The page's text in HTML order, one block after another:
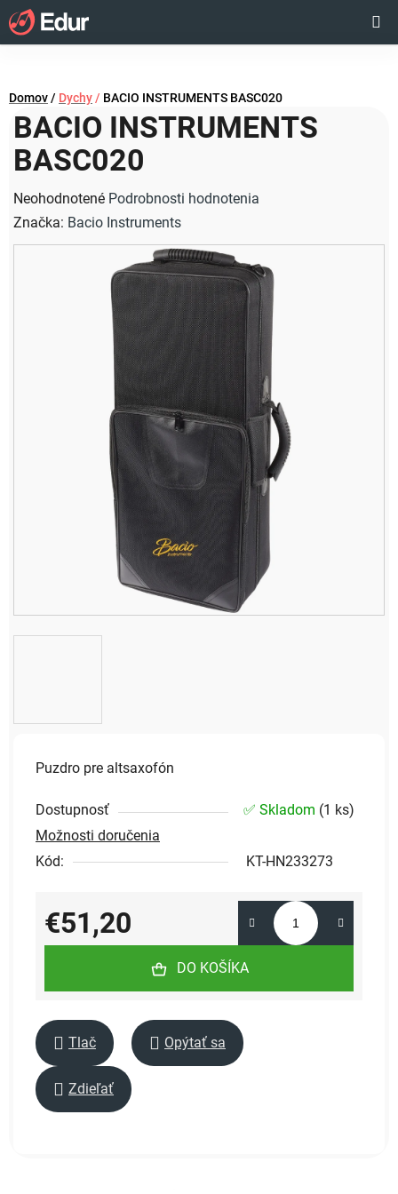
Prejsť
na
obsah
KOŠÍK
Domov/ Dychy / BACIO INSTRUMENTS BASC020
Puzdro pre altsaxofón
Dostupnosť ✅ Skladom (1 ks)
Možnosti doručenia
Kód:
KT-HN233273
€51,20
Jednotková cena:
DO KOŠÍKA
Tlač Opýtať sa
Zdieľať
BACIO INSTRUMENTS
BASC020
Priemerné
hodnotenie
produktu
Neohodnotené Podrobnosti hodnotenia
Značka: Bacio Instruments